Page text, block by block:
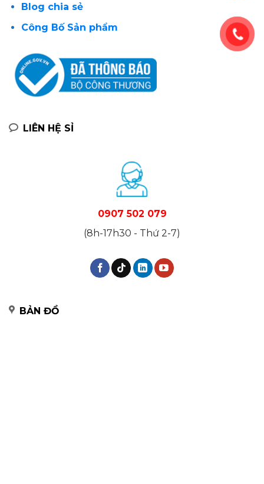
Blog chia sẻ
Công Bố Sản phẩm
LIÊN HỆ SỈ
0907 502 079
(8h-17h30 - Thứ 2-7)
BẢN ĐỒ